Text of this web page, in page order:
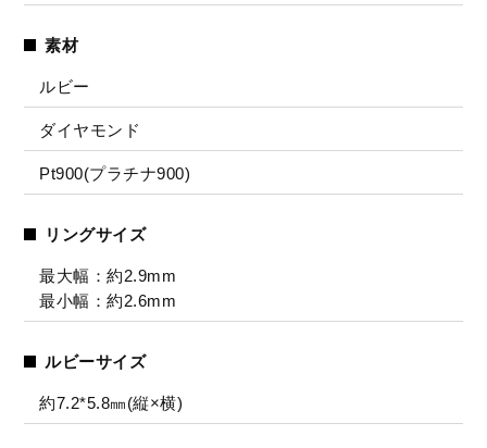
素材
ルビー
ダイヤモンド
Pt900(プラチナ900)
リングサイズ
最大幅：約2.9mm
最小幅：約2.6mm
ルビーサイズ
約7.2*5.8㎜(縦×横)